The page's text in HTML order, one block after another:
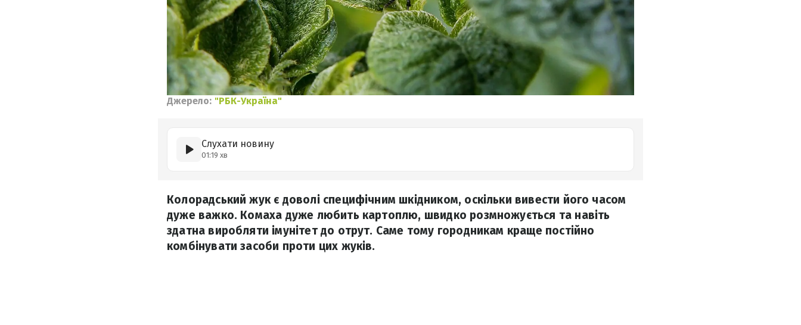
Джерело: "РБК-Україна"
Слухати новину
01:19 хв
Колорадський жук є доволі специфічним шкідником, оскільки вивести його часом
дуже важко. Комаха дуже любить картоплю, швидко розмножується та навіть
здатна виробляти імунітет до отрут. Саме тому городникам краще постійно
комбінувати засоби проти цих жуків.